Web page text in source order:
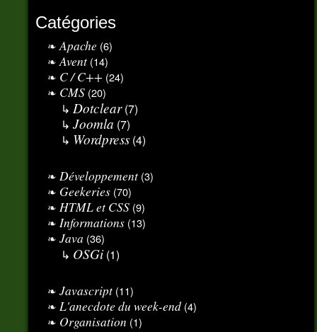
Catégories
Apache (6)
Avent (14)
C / C++ (24)
CMS (20)
Dotclear(7)
Joomla (7)
Wordpress (4)
Développement (3)
Geekeries (70)
HTML et CSS (9)
Informations (13)
Java (36)
OSGi(1)
Javascript (11)
L'anecdote du week-end (4)
Organisation (1)